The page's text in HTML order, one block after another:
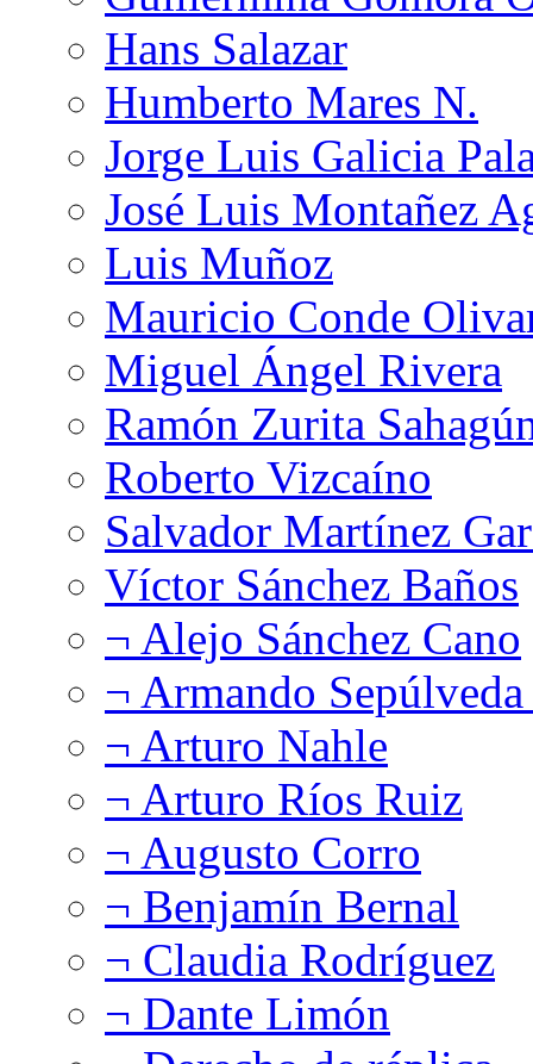
Hans Salazar
Humberto Mares N.
Jorge Luis Galicia
José Luis Montañez
Luis Muñoz
Mauricio Conde
Miguel Ángel Rivera
Ramón Zurita
Roberto Vizcaíno
Salvador Martínez
Víctor Sánchez Baños
¬ Alejo Sánchez Cano
¬ Armando
¬ Arturo Nahle
¬ Arturo Ríos Ruiz
¬ Augusto Corro
¬ Benjamín Bernal
¬ Claudia Rodríguez
¬ Dante Limón